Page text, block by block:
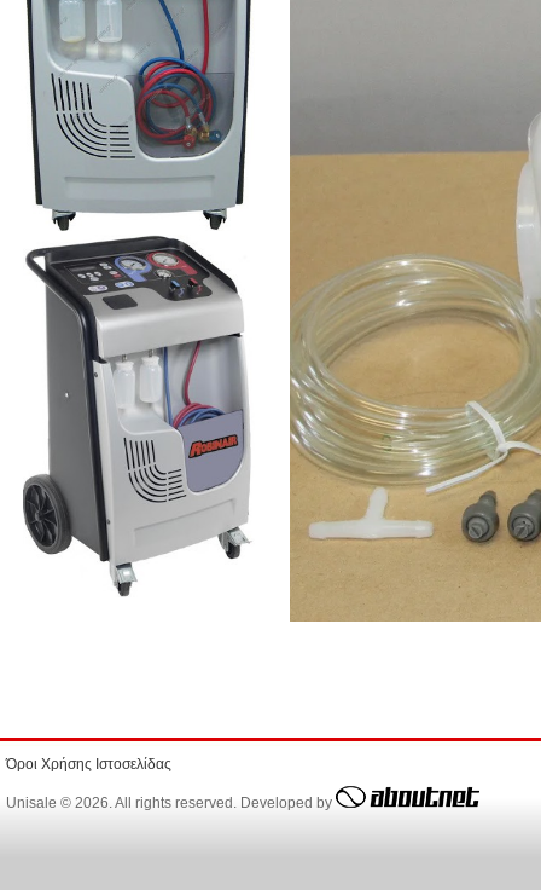
Όροι Χρήσης Ιστοσελίδας
Unisale © 2026. All rights reserved. Developed by